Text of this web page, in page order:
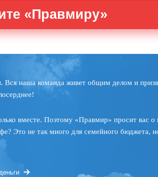
«Правмиру»
Вся наша команда живет общим делом и
вместе. Поэтому «Правмир» просит вас
Это не так много для семейного бюджета,